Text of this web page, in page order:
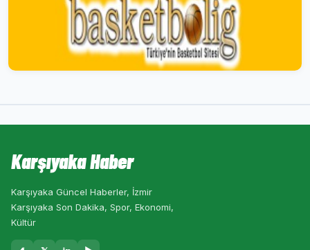
Karşıyaka Haber
Karşıyaka Güncel Haberler, İzmir
Karşıyaka Son Dakika, Spor, Ekonomi,
Kültür